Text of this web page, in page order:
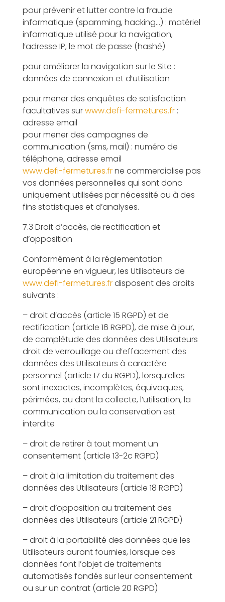
pour prévenir et lutter contre la fraude
informatique (spamming, hacking…) : matériel
informatique utilisé pour la navigation,
l’adresse IP, le mot de passe (hashé)
pour améliorer la navigation sur le Site :
données de connexion et d’utilisation
pour mener des enquêtes de satisfaction
facultatives surwww.defi-fermetures.fr:
adresse email
pour mener des campagnes de
communication (sms, mail) : numéro de
téléphone, adresse email
www.defi-fermetures.frne commercialise pas
vos données personnelles qui sont donc
uniquement utilisées par nécessité ou à des
fins statistiques et d’analyses.
7.3 Droit d’accès, de rectification et
d’opposition
Conformément à la réglementation
européenne en vigueur, les Utilisateurs de
www.defi-fermetures.frdisposent des droits
suivants :
– droit d’accès (article 15 RGPD) et de
rectification (article 16 RGPD), de mise à jour,
de complétude des données des Utilisateurs
droit de verrouillage ou d’effacement des
données des Utilisateurs à caractère
personnel (article 17 du RGPD), lorsqu’elles
sont inexactes, incomplètes, équivoques,
périmées, ou dont la collecte, l’utilisation, la
communication ou la conservation est
interdite
– droit de retirer à tout moment un
consentement (article 13-2c RGPD)
– droit à la limitation du traitement des
données des Utilisateurs (article 18 RGPD)
– droit d’opposition au traitement des
données des Utilisateurs (article 21 RGPD)
– droit à la portabilité des données que les
Utilisateurs auront fournies, lorsque ces
données font l’objet de traitements
automatisés fondés sur leur consentement
ou sur un contrat (article 20 RGPD)